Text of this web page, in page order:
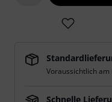
Voraussichtlich am
Schnelle